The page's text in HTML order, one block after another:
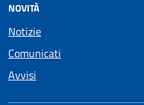
NOVITÀ
Notizie
Comunicati
Avvisi